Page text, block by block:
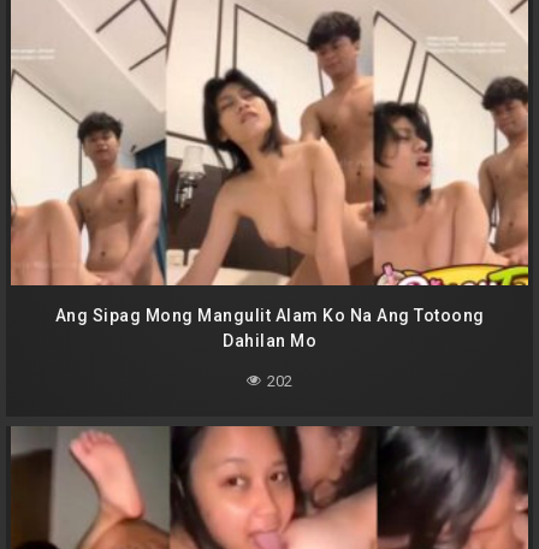
Ang Sipag Mong Mangulit Alam Ko Na Ang Totoong
Dahilan Mo
202